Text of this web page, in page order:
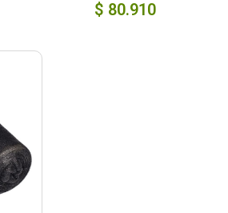
$ 80.910